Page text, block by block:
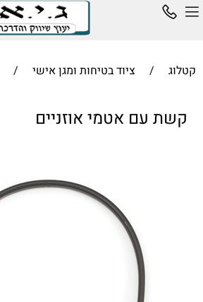
קטלוג / ציוד בטיחות ומגן אישי /
קשת עם אטמי אוזניים